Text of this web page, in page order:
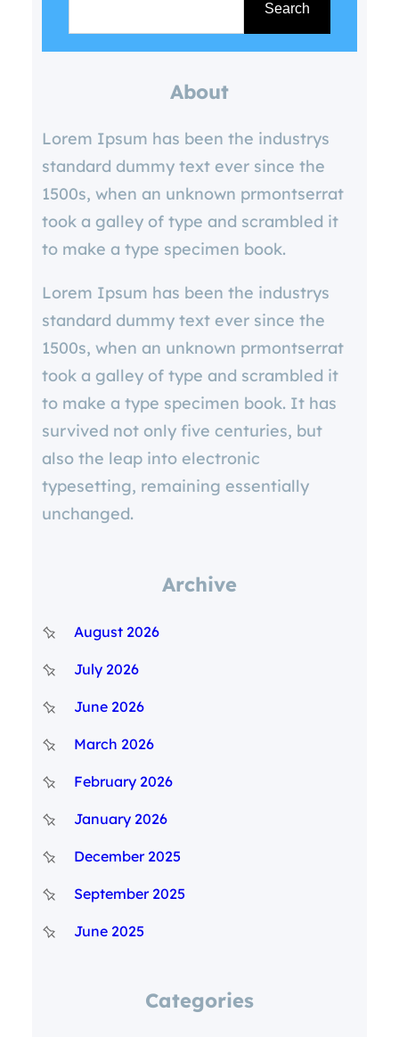
Search
About
Lorem Ipsum has been the industrys
standard dummy text ever since the
1500s, when an unknown prmontserrat
took a galley of type and scrambled it
to make a type specimen book.
Lorem Ipsum has been the industrys
standard dummy text ever since the
1500s, when an unknown prmontserrat
took a galley of type and scrambled it
to make a type specimen book. It has
survived not only five centuries, but
also the leap into electronic
typesetting, remaining essentially
unchanged.
Archive
August 2026
July 2026
June 2026
March 2026
February 2026
January 2026
December 2025
September 2025
June 2025
Categories